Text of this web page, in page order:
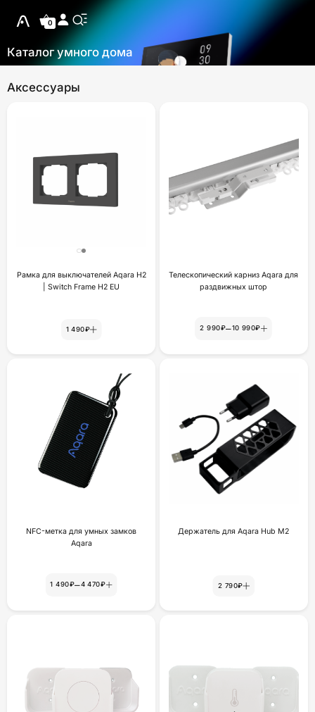
0
Каталог умного дома
Аксессуары
Рамка для выключателей Aqara H2
| Switch Frame H2 EU
1 490₽
Телескопический карниз Aqara для
раздвижных штор
2 990₽–10 990₽
NFC-метка для умных замков
Aqara
1 490₽–4 470₽
Держатель для Aqara Hub M2
2 790₽